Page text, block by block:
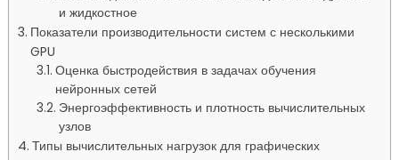
и жидкостное
Показатели производительности систем с несколькими
GPU
Оценка быстродействия в задачах обучения
нейронных сетей
Энергоэффективность и плотность вычислительных
узлов
Типы вычислительных нагрузок для графических